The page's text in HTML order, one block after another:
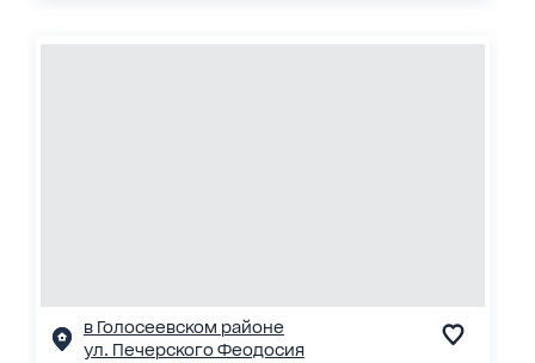
в Голосеевском районе
ул. Печерского Феодосия